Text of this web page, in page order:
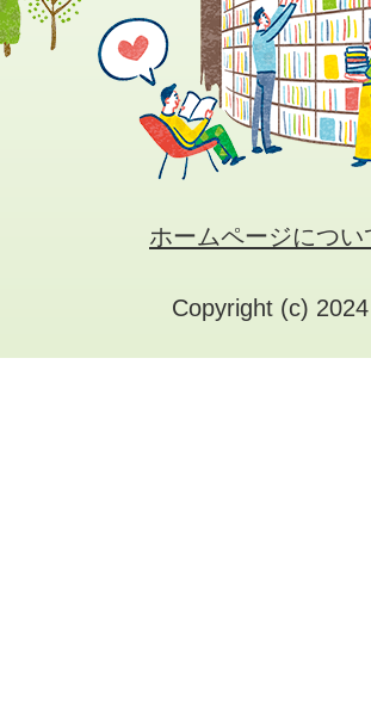
ホームページについ
Copyright (c)